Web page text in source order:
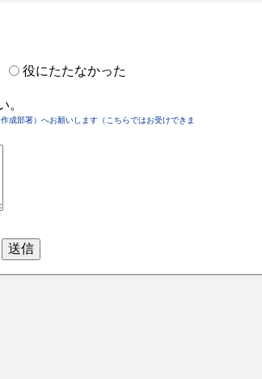
役にたたなかった
。
成部署）へお願いします（こちらではお受けできま